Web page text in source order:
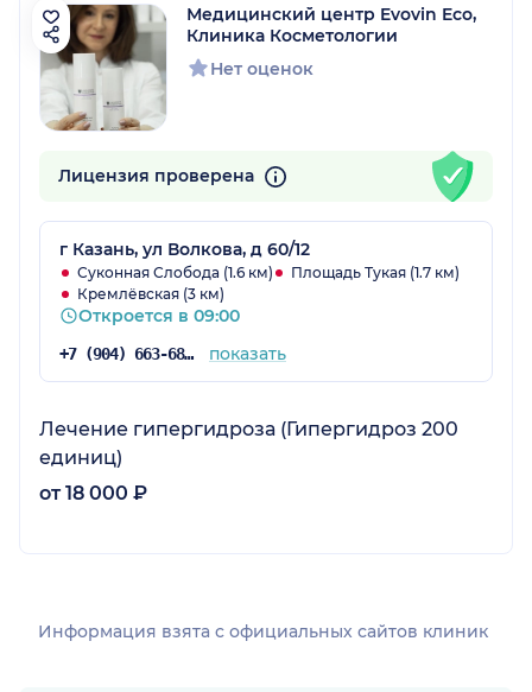
Медицинский центр Evovin Eco,
Клиника Косметологии
Нет оценок
Лицензия проверена
г Казань, ул Волкова, д 60/12
Суконная Слобода (1.6 км)
Площадь Тукая (1.7 км)
Кремлёвская (3 км)
Откроется в 09:00
+7 (904) 663-68-68 показать
Лечение гипергидроза (Гипергидроз 200
единиц)
от 18 000 ₽
Информация взята c официальных сайтов клиник